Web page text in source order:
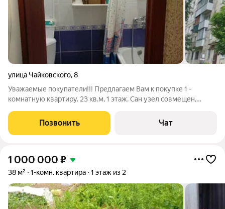
улица Чайковского,8
Уважаемые покупатели!!! Предлагаем Вам к покупке 1 -
комнатную квартиру. 23 кв.м, 1 этаж. Сан узел совмещен,
остановки - рядом. Ценность 1 350 000 рублей. Торг при
осмотре Документы готовы к
Позвонить Чат
1 000 000 ₽
38 м² 1-комн. квартира 1 этаж из 2